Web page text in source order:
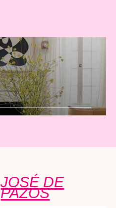
JOSÉ DE
PAZOS